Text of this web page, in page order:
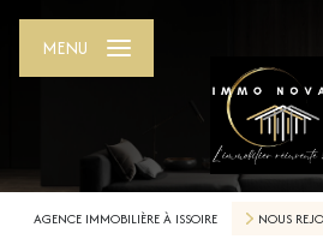
MENU
AGENCE IMMOBILIÈRE À ISSOIRE NOUS